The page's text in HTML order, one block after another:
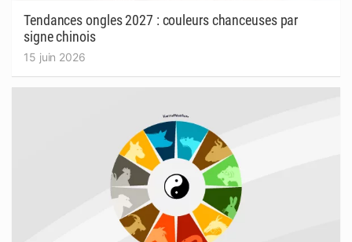
Tendances ongles 2027 : couleurs chanceuses par
signe chinois
15 juin 2026